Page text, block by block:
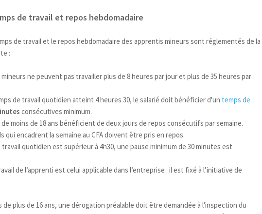
de travail et repos hebdomadaire
de travail et le repos hebdomadaire des apprentis mineurs sont réglementés de la
:
mineurs ne peuvent pas travailler plus de 8 heures par jour et plus de 35 heures par
de travail quotidien atteint 4 heures 30, le salarié doit bénéficier d'un temps de
consécutives minimum.
de moins de 18 ans bénéficient de deux jours de repos consécutifs par semaine.
qui encadrent la semaine au CFA doivent être pris en repos.
travail quotidien est supérieur à 4h30, une pause minimum de 30 minutes est
de l’apprenti est celui applicable dans l’entreprise : il est fixé à l’initiative de
de plus de 16 ans, une dérogation préalable doit être demandée à l'inspection du